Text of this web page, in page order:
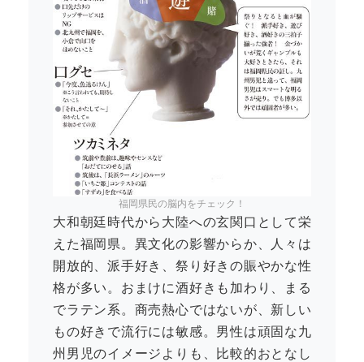
福岡県民の脳内をチェック！
大和朝廷時代から大陸への玄関口として栄
えた福岡県。異文化の影響からか、人々は
開放的、派手好き、祭り好きの賑やかな性
格が多い。おまけに酒好きも加わり、まる
でラテン系。商売熱心ではないが、新しい
もの好きで流行には敏感。男性は頑固な九
州男児のイメージよりも、比較的おとなし